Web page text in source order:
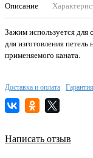
Описание
Зажим используется для
для изготовления
применяемого каната.
Доставка и оплата
Написать отзыв